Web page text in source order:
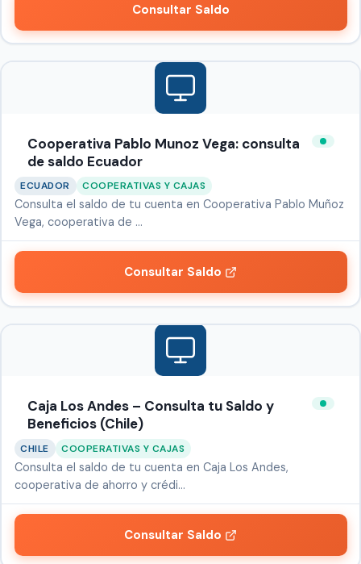
Consultar Saldo
Cooperativa Pablo Munoz Vega: consulta
de saldo Ecuador
ECUADOR COOPERATIVAS Y CAJAS
Consulta el saldo de tu cuenta en Cooperativa Pablo Muñoz
Vega, cooperativa de …
Consultar Saldo
Caja Los Andes – Consulta tu Saldo y
Beneficios (Chile)
CHILE COOPERATIVAS Y CAJAS
Consulta el saldo de tu cuenta en Caja Los Andes,
cooperativa de ahorro y crédi…
Consultar Saldo